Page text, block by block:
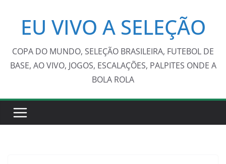
conteúdo
EU VIVO A SELEÇÃO
COPA DO MUNDO, SELEÇÃO BRASILEIRA, FUTEBOL DE
BASE, AO VIVO, JOGOS, ESCALAÇÕES, PALPITES ONDE A
BOLA ROLA